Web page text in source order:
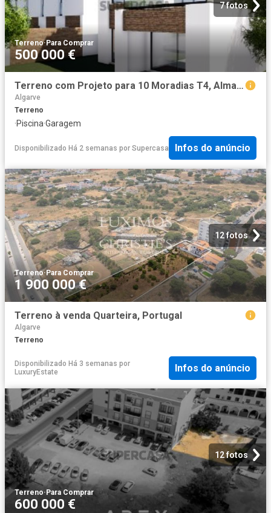
7 fotos
Terreno· Para Comprar
500 000 €
Terreno com Projeto para 10 Moradias T4, Almancil
Algarve
Terreno
·Piscina·Garagem
Disponibilizado Há 2 semanas por Supercasa Infos do anúncio
12 fotos
Terreno·Para Comprar
1 900 000 €
Terreno à venda Quarteira, Portugal
Algarve
Terreno
Disponibilizado Há 3 semanas por
LuxuryEstate
Infos do anúncio
12 fotos
Terreno· Para Comprar
600 000 €